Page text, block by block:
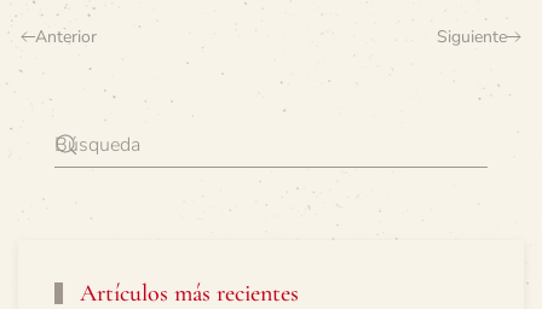
Anterior Siguiente
Artículos más recientes